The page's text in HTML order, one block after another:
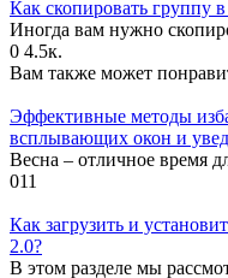
Как скопировать группу
Иногда вам нужно
0 4.5к.
Вам также может
Эффективные методы
всплывающих окон и
Весна – отличное время
011
Как загрузить и
2.0?
В этом разделе мы